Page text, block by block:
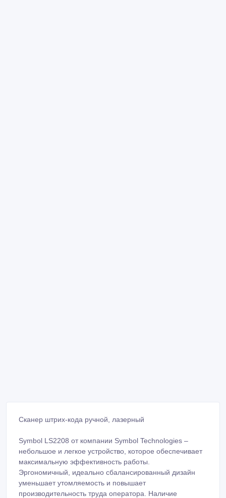
Сканер штрих-кода ручной, лазерный
Symbol LS2208 от компании Symbol Technologies –
небольшое и легкое устройство, которое обеспечивает
максимальную эффективность работы.
Эргономичный, идеально сбалансированный дизайн
уменьшает утомляемость и повышает
производительность труда оператора. Наличие